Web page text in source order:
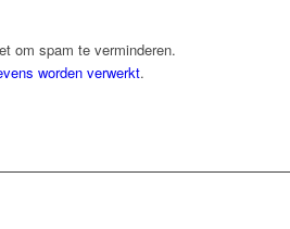
om spam te verminderen.
worden verwerkt.